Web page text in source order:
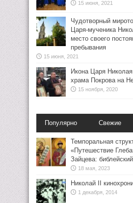
15 июня, 2021
Чудотворный
Царя-мученика
место своего
пребывания
15 июня, 2021
Икона Царя
храма Покрова на
15 ноября, 2020
Популярно Свежие
Темпоральная
«Путешествие
Зайцева:
18 мая, 2023
Николай II
1 декабря, 2014